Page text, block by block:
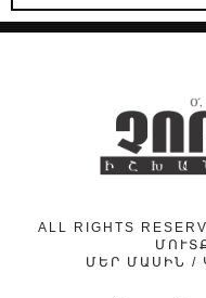
ALL RIGHTS
ՄԵՐ ՄԱՍԻՆ /